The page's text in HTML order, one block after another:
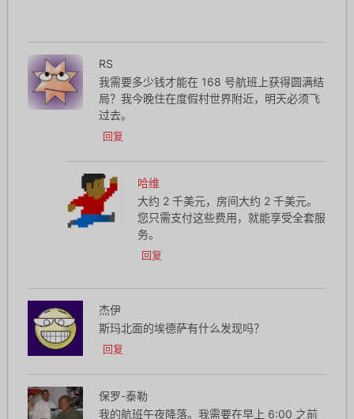
RS
我需要多少钱才能在 168 号航班上获得圆满结
局？我今晚住在度假村世界附近，明天必须飞
过去。
回复
哈维
大约 2 千美元，房间大约 2 千美元。
您只需支付这些费用，就能享受全套服
务。
回复
杰伊
斯玛北面的埃德萨有什么发现吗？
回复
保罗-泰勒
我的航班午夜降落。我需要在早上 6:00 之前